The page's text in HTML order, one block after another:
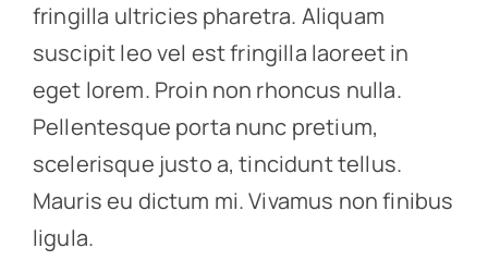
fringilla ultricies pharetra. Aliquam
suscipit leo vel est fringilla laoreet in
eget lorem. Proin non rhoncus nulla.
Pellentesque porta nunc pretium,
scelerisque justo a, tincidunt tellus.
Mauris eu dictum mi. Vivamus non finibus
ligula.